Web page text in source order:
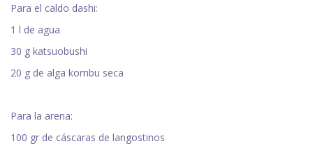
Para el caldo dashi:
1 l de agua
30 g katsuobushi
20 g de alga kombu seca
Para la arena:
100 gr de cáscaras de langostinos